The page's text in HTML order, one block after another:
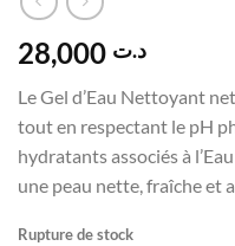
د.ت
Le Gel d’Eau Nettoyant
tout en respectant le pH
hydratants associés à
une peau nette, fraîche et
Rupture de stock